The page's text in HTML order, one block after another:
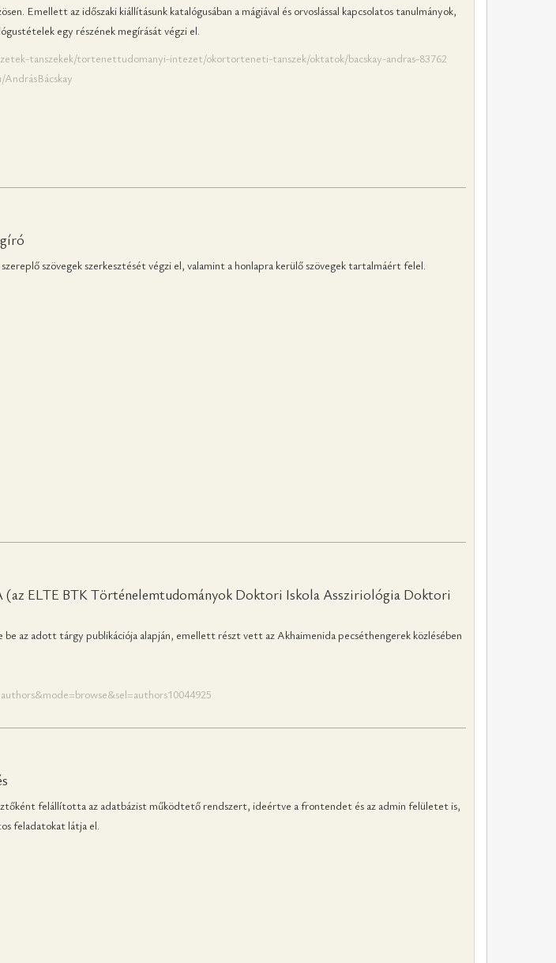
Emellett az időszaki kiállításunk katalógusában a mágiával és orvoslással kapcsolatos tanulmányok,
egy részének megírását végzi el.
tanszekek/tortenettudomanyi-intezet/okortorteneti-tanszek/oktatok/bacskay-andras-83762
szövegek szerkesztését végzi el, valamint a honlapra kerülő szövegek tartalmáért felel.
ELTE BTK Történelemtudományok Doktori Iskola Assziriológia Doktori
az adott tárgy publikációja alapján, emellett részt vett az Akhaimenida pecséthengerek közlésében
felállította az adatbázist működtető rendszert, ideértve a frontendet és az admin felületet is,
feladatokat látja el.